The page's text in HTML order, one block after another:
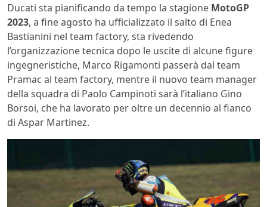
Ducati sta pianificando da tempo la stagione MotoGP
2023, a fine agosto ha ufficializzato il salto di Enea
Bastianini nel team factory, sta rivedendo
l’organizzazione tecnica dopo le uscite di alcune figure
ingegneristiche, Marco Rigamonti passerà dal team
Pramac al team factory, mentre il nuovo team manager
della squadra di Paolo Campinoti sarà l’italiano Gino
Borsoi, che ha lavorato per oltre un decennio al fianco
di Aspar Martinez.